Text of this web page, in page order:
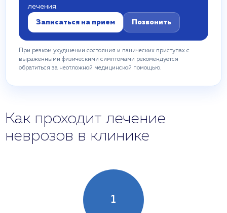
лечения.
Записаться на прием Позвонить
При резком ухудшении состояния и панических приступах с
выраженными физическими симптомами рекомендуется
обратиться за неотложной медицинской помощью.
Как проходит лечение
неврозов в клинике
1